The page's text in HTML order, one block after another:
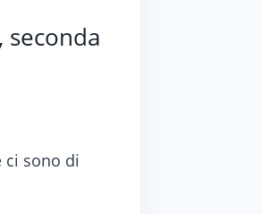
seconda
ci sono di